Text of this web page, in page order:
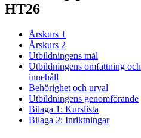
HT26
Årskurs 1
Årskurs 2
Utbildningens mål
Utbildningens omfattning och
innehåll
Behörighet och urval
Utbildningens genomförande
Bilaga 1: Kurslista
Bilaga 2: Inriktningar